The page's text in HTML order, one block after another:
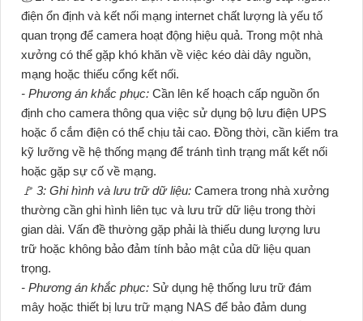
điện ổn định và kết nối mạng internet chất lượng là yếu tố
quan trọng để camera hoạt động hiệu quả. Trong một nhà
xưởng có thể gặp khó khăn về việc kéo dài dây nguồn,
mạng hoặc thiếu cổng kết nối.
- Phương án khắc phục: Cần lên kế hoạch cấp nguồn ổn
định cho camera thông qua việc sử dụng bộ lưu điện UPS
hoặc ổ cắm điện có thể chịu tải cao. Đồng thời, cần kiểm tra
kỹ lưỡng về hệ thống mạng để tránh tình trạng mất kết nối
hoặc gặp sự cố về mạng.
️🚩 3: Ghi hình và lưu trữ dữ liệu: Camera trong nhà xưởng
thường cần ghi hình liên tục và lưu trữ dữ liệu trong thời
gian dài. Vấn đề thường gặp phải là thiếu dung lượng lưu
trữ hoặc không bảo đảm tính bảo mật của dữ liệu quan
trọng.
- Phương án khắc phục: Sử dụng hệ thống lưu trữ đám
mây hoặc thiết bị lưu trữ mạng NAS để bảo đảm dung